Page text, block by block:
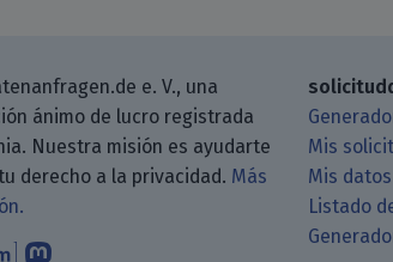
e. V., una
ánimo de lucro registrada
Nuestra misión es ayudarte
derecho a la privacidad. Más
a nuestro blog a
en GitHub
Encuéntranos en Matrix
Sígenos en Mastodon
Mis
Mis
Listado